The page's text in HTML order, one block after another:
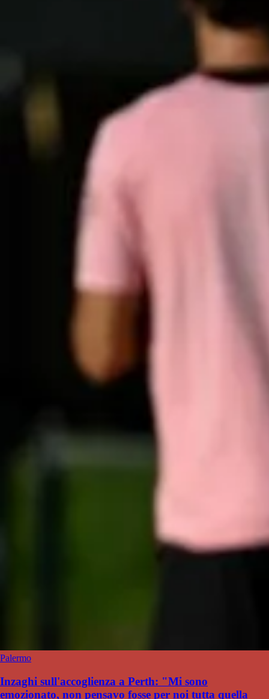
Palermo
Inzaghi sull'accoglienza a Perth: "Mi sono
emozionato, non pensavo fosse per noi tutta quella